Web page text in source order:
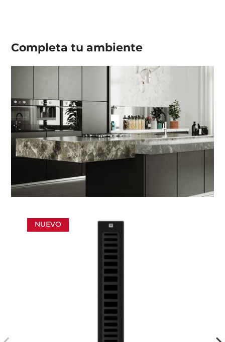
Completa tuambiente
NUEVO